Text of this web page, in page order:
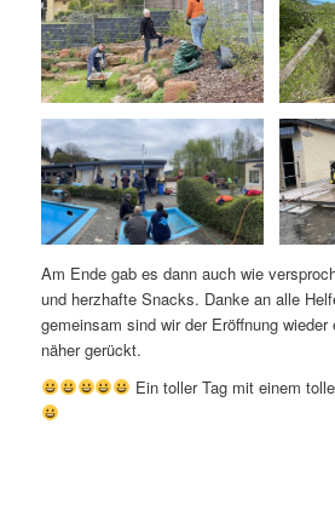
Am Ende gab es dann auch wie
und herzhafte Snacks. Danke an alle
gemeinsam sind wir der Eröffnung
näher gerückt.
Ein toller Tag mit einem